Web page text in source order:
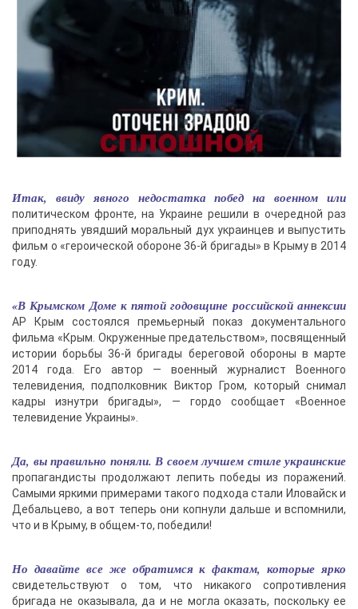
Итак, ввиду явного недостатка побед на военном или
политическом фронте, на Украине решили в очередной раз
приподнять увядший моральный дух украинцев и выпустить
фильм о «героической обороне 36-й бригады» в Крыму в 2014
году.
«В Крымском Доме к пятой годовщине российской аннексии
АР Крым состоялся премьерный показ документального
фильма «Крым. Окруженные предательством», посвященный
истории борьбы 36-й бригады береговой обороны в марте
2014 года. Его автор — военный журналист Военного
телевидения, подполковник Виктор Гром, который снимал
кадры изнутри бригады», — гордо сообщает «Военное
телевидение Украины».
Да, вы правильно поняли. В своем лучшем стиле украинские
пропагандисты продолжают лепить победы из поражений.
Самыми яркими примерами такого подхода стали Иловайск и
Дебальцево, а вот теперь они копнули дальше и вспомнили,
что и в Крыму, в общем-то, победили!
Но давайте все же обратимся к фактам, которые ярко
свидетельствуют о том, что никакого сопротивления
бригада не оказывала, да и не могла оказать, поскольку ее